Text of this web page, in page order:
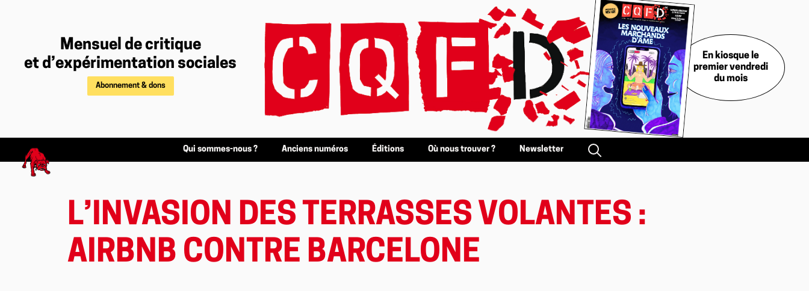
Mensuel de critique
et d’expérimentation sociales
Abonnement & dons
En kiosque le
premier vendredi
du mois
Qui sommes-nous ? Anciens numéros Éditions Où nous trouver ? Newsletter
L’INVASION DES TERRASSES VOLANTES :
AIRBNB CONTRE BARCELONE